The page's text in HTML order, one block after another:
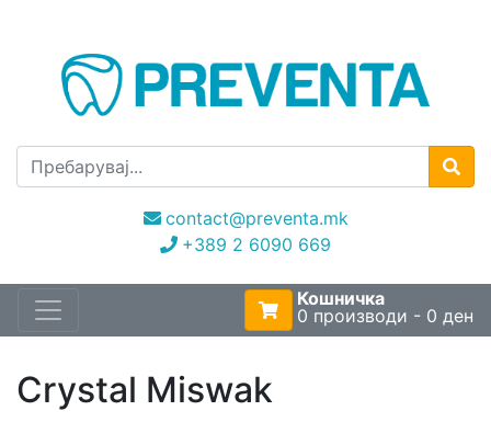
contact@preventa.mk
+389 2 6090 669
Кошничка
0 производи - 0 ден
Crystal Miswak